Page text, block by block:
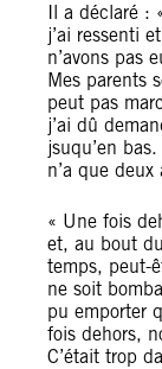
Il a déclaré :
j’ai ressenti
n’avons pas
Mes parents
peut pas
j’ai dû
jsuqu’en
n’a que
« Une fois
et, au bout
temps, peut-
ne soit
pu emporter
fois dehors,
C’était trop